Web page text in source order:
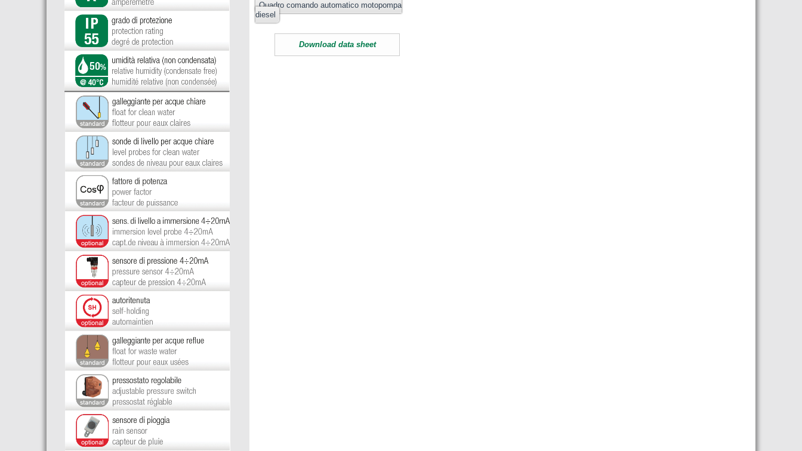
Quadro comando automatico motopompa
diesel
Download data sheet